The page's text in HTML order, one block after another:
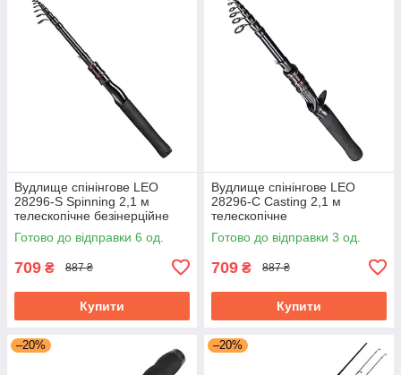
Вудлище спінінгове LEO
28296-S Spinning 2,1 м
телескопічне безінерційне
Готово до відправки 6 од.
709 ₴ 887 ₴
Купити
Вудлище спінінгове LEO
28296-C Casting 2,1 м
телескопічне
мультиплікаторне
Готово до відправки 3 од.
709 ₴ 887 ₴
Купити
–20% –20%